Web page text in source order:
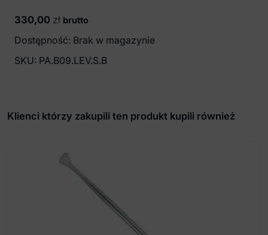
330,00 zł brutto
Dostępność: Brak w magazynie
SKU: PA.B09.LEV.S.B
Klienci którzy zakupili ten produkt kupili również